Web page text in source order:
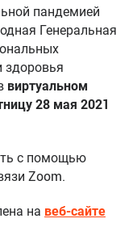
пандемией
Генеральная
здоровья
виртуальном
28 мая 2021
с помощью
Zoom.
на веб-сайте